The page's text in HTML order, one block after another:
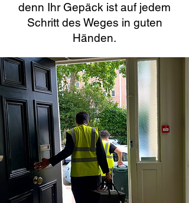
denn Ihr Gepäck ist auf jedem
Schritt des Weges in guten
Händen.